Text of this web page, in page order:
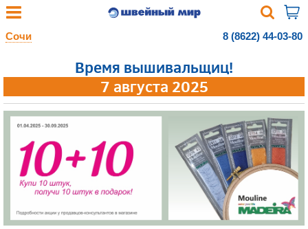
Сочи 8 (8622) 44-03-80
Время вышивальщиц!
7 августа 2025